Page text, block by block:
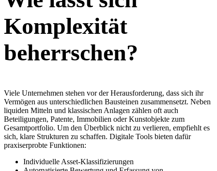
Komplexität
beherrschen?
Viele Unternehmen stehen vor der Herausforderung, dass sich ihr
Vermögen aus unterschiedlichen Bausteinen zusammensetzt. Neben
liquiden Mitteln und klassischen Anlagen zählen oft auch
Beteiligungen, Patente, Immobilien oder Kunstobjekte zum
Gesamtportfolio. Um den Überblick nicht zu verlieren, empfiehlt es
sich, klare Strukturen zu schaffen. Digitale Tools bieten dafür
praxiserprobte Funktionen:
Individuelle Asset-Klassifizierungen